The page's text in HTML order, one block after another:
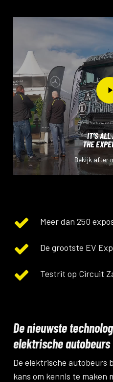
IT’S
THE
Bekijk after
Meer dan 250
De grootste EV
Testrit op Circuit
De nieuwste
elektrische autobeurs
De elektrische autobeurs
kans om kennis te maken